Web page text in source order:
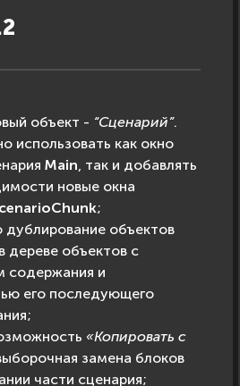
объект - “Сценарий”.
использовать как окно
Main, так и добавлять
новые окна
;
дублирование объектов
дереве объектов с
содержания и
его последующего
«Копировать с
замена блоков
части сценария;